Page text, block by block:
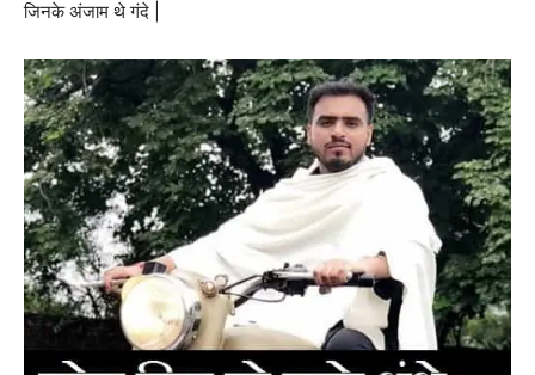
जिनके अंजाम थे गंदे |